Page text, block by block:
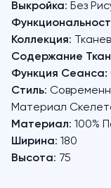
Выкройка: Без
Коллекция:
Содержание
Функция Сеанса:
Стиль:
Материал
Материал: 100%
Ширина: 180
Высота: 75